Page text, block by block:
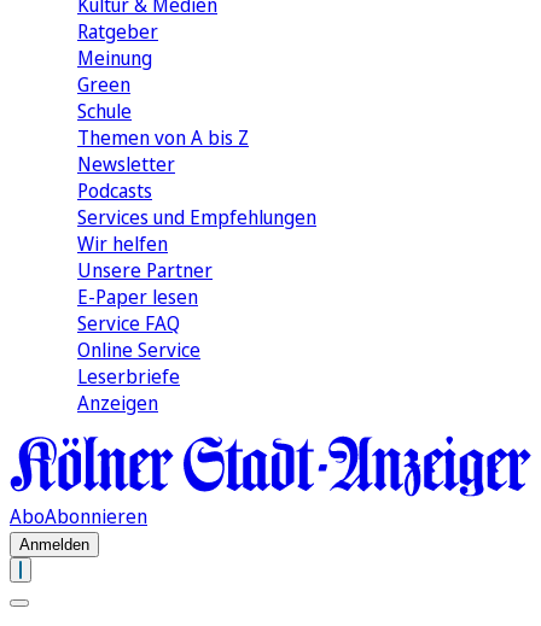
Ratgeber
Meinung
Green
Schule
Themen von A bis Z
Newsletter
Podcasts
Services und Empfehlungen
Wir helfen
Unsere Partner
E-Paper lesen
Service FAQ
Online Service
Leserbriefe
Anzeigen
AboAbonnieren
Anmelden